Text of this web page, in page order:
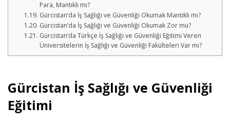
Para, Mantıklı mı?
Gürcistan’da İş Sağlığı ve Güvenliği Okumak Mantıklı mı?
Gürcistan’da İş Sağlığı ve Güvenliği Okumak Zor mu?
Gürcistan’da Türkçe İş Sağlığı ve Güvenliği Eğitimi Veren
Üniversitelerin İş Sağlığı ve Güvenliği Fakülteleri Var mı?
Gürcistan İş Sağlığı ve Güvenliği
Eğitimi